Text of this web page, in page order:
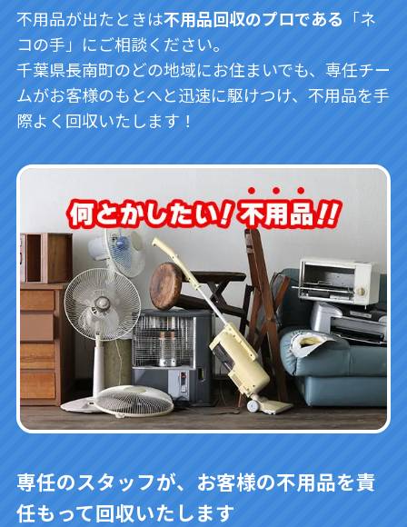
不用品が出たときは不用品回収のプロである 「ネ
コの手」にご相談ください。
千葉県長南町のどの地域にお住まいでも、専任チー
ムがお客様のもとへと迅速に駆けつけ、不用品を手
際よく回収いたします！
専任のスタッフが、お客様の不用品を責
任もって回収いたします